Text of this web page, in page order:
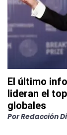
El último
lideran el
globales
PorRedacción